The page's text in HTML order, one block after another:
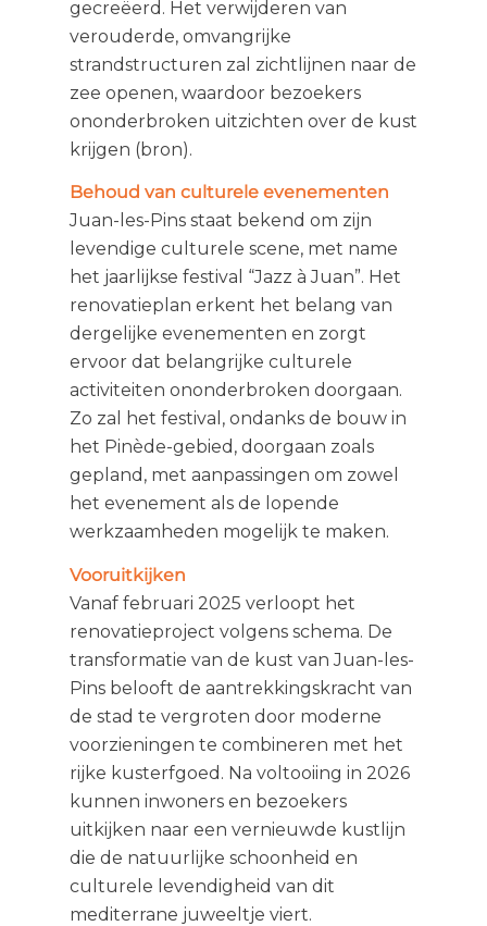
gecreëerd. Het verwijderen van
verouderde, omvangrijke
strandstructuren zal zichtlijnen naar de
zee openen, waardoor bezoekers
ononderbroken uitzichten over de kust
krijgen (bron).
Behoud van culturele evenementen
Juan-les-Pins staat bekend om zijn
levendige culturele scene, met name
het jaarlijkse festival “Jazz à Juan”. Het
renovatieplan erkent het belang van
dergelijke evenementen en zorgt
ervoor dat belangrijke culturele
activiteiten ononderbroken doorgaan.
Zo zal het festival, ondanks de bouw in
het Pinède-gebied, doorgaan zoals
gepland, met aanpassingen om zowel
het evenement als de lopende
werkzaamheden mogelijk te maken.
Vooruitkijken
Vanaf februari 2025 verloopt het
renovatieproject volgens schema. De
transformatie van de kust van Juan-les-
Pins belooft de aantrekkingskracht van
de stad te vergroten door moderne
voorzieningen te combineren met het
rijke kusterfgoed. Na voltooiing in 2026
kunnen inwoners en bezoekers
uitkijken naar een vernieuwde kustlijn
die de natuurlijke schoonheid en
culturele levendigheid van dit
mediterrane juweeltje viert.